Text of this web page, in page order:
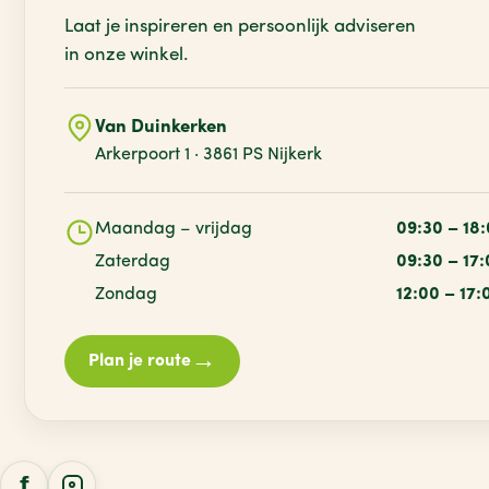
Laat je inspireren en persoonlijk adviseren
in onze winkel.
Van Duinkerken
Arkerpoort 1 · 3861 PS Nijkerk
Maandag – vrijdag
09:30 –
Zaterdag
09:30 –
Zondag
12:00 –
Plan je route →